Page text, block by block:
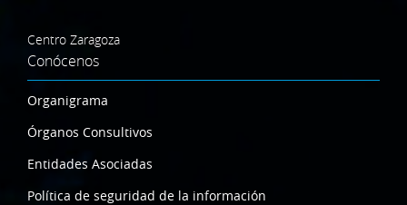
Centro Zaragoza
Conócenos
Organigrama
Órganos Consultivos
Entidades Asociadas
Política de seguridad de la información